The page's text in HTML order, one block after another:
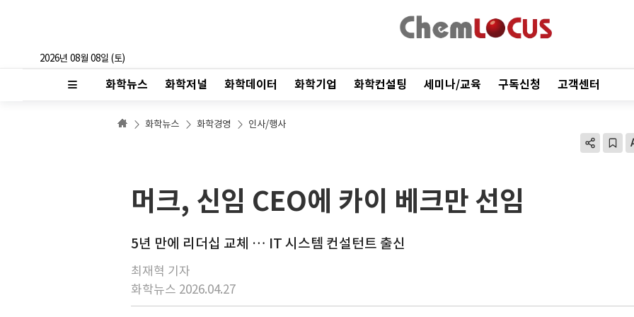
2026년 08월 08일 (토)
화학뉴스 화학저널 화학데이터 화학기업 화학컨설팅 세미나/교육 구독신청 고객센터
화학뉴스 화학경영 인사/행사
머크, 신임 CEO에 카이 베크만 선임
5년 만에 리더십 교체 … IT 시스템 컨설턴트 출신
최재혁 기자
화학뉴스 2026.04.27